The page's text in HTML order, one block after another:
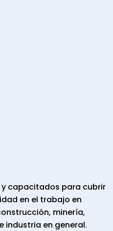
capacitados para cubrir
en el trabajo en
minería,
industria en general.